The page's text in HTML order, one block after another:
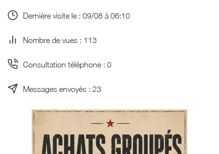
Dernière visite le : 09/08 à 06:10
Nombre de vues : 113
Consultation téléphone : 0
Messages envoyés : 23